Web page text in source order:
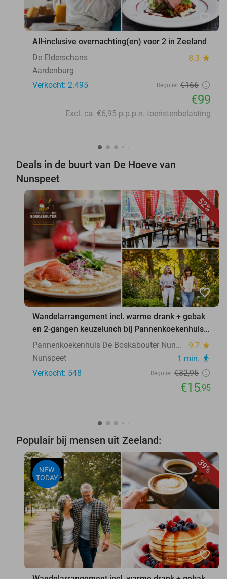
favorite_border
All-inclusive overnachting(en) voor 2 in Zeeland
De Elderschans
8.3 star
Aardenburg
Verkocht: 2.495
Regulier €166
€99
Excl. ca. €6,95 p.p.p.n. toeristenbelasting
Deals in de buurt van De Hoeve van
Nunspeet
52%
favorite_border
Wandelarrangement incl. warme drank + gebak
en 2-gangen keuzelunch bij Pannenkoekenhuis
De Boskabouter Nunspeet
Pannenkoekenhuis De Boskabouter Nunspeet 9.7 star
Nunspeet 1 min. directions_walk
Verkocht: 548 Regulier €32,95
€15,95
Populair bij mensen uit Zeeland:
39%
NEW
TODAY
favorite_border